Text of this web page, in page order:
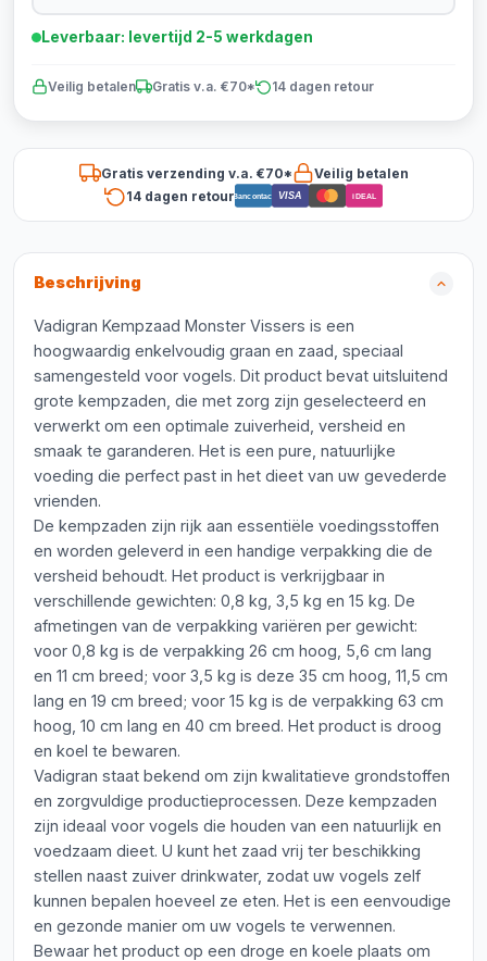
Leverbaar: levertijd 2-5 werkdagen
Veilig betalen Gratis v.a. €70* 14 dagen retour
Gratis verzending v.a. €70*
Veilig betalen
14 dagen retourBancontact VISA iDEAL
Beschrijving
Vadigran Kempzaad Monster Vissers is een
hoogwaardig enkelvoudig graan en zaad, speciaal
samengesteld voor vogels. Dit product bevat uitsluitend
grote kempzaden, die met zorg zijn geselecteerd en
verwerkt om een optimale zuiverheid, versheid en
smaak te garanderen. Het is een pure, natuurlijke
voeding die perfect past in het dieet van uw gevederde
vrienden.
De kempzaden zijn rijk aan essentiële voedingsstoffen
en worden geleverd in een handige verpakking die de
versheid behoudt. Het product is verkrijgbaar in
verschillende gewichten: 0,8 kg, 3,5 kg en 15 kg. De
afmetingen van de verpakking variëren per gewicht:
voor 0,8 kg is de verpakking 26 cm hoog, 5,6 cm lang
en 11 cm breed; voor 3,5 kg is deze 35 cm hoog, 11,5 cm
lang en 19 cm breed; voor 15 kg is de verpakking 63 cm
hoog, 10 cm lang en 40 cm breed. Het product is droog
en koel te bewaren.
Vadigran staat bekend om zijn kwalitatieve grondstoffen
en zorgvuldige productieprocessen. Deze kempzaden
zijn ideaal voor vogels die houden van een natuurlijk en
voedzaam dieet. U kunt het zaad vrij ter beschikking
stellen naast zuiver drinkwater, zodat uw vogels zelf
kunnen bepalen hoeveel ze eten. Het is een eenvoudige
en gezonde manier om uw vogels te verwennen.
Bewaar het product op een droge en koele plaats om